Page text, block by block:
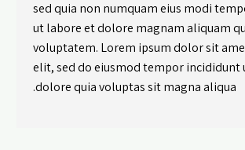
sed quia non numquam eius modi
ut labore et dolore magnam aliquam
voluptatem. Lorem ipsum dolor sit
elit, sed do eiusmod tempor incididunt
dolore quia voluptas sit magna aliqua.